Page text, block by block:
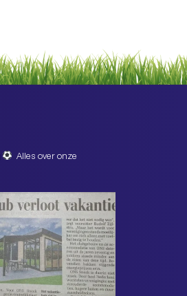
Alles over onze